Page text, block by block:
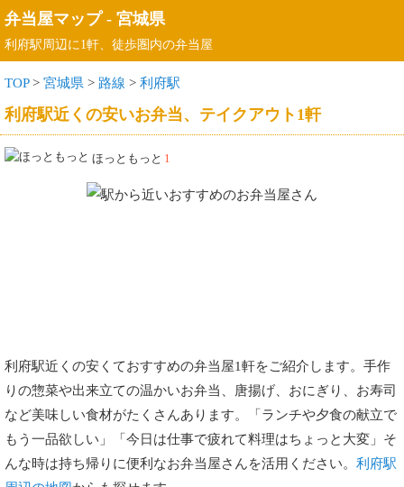
弁当屋マップ- 宮城県
利府駅周辺に1軒、徒歩圏内の弁当屋
TOP> 宮城県 > 路線 > 利府駅
利府駅近くの安いお弁当、テイクアウト1軒
ほっともっと 1
利府駅近くの安くておすすめの弁当屋1軒をご紹介します。手作
りの惣菜や出来立ての温かいお弁当、唐揚げ、おにぎり、お寿司
など美味しい食材がたくさんあります。「ランチや夕食の献立で
もう一品欲しい」「今日は仕事で疲れて料理はちょっと大変」そ
んな時は持ち帰りに便利なお弁当屋さんを活用ください。 利府駅